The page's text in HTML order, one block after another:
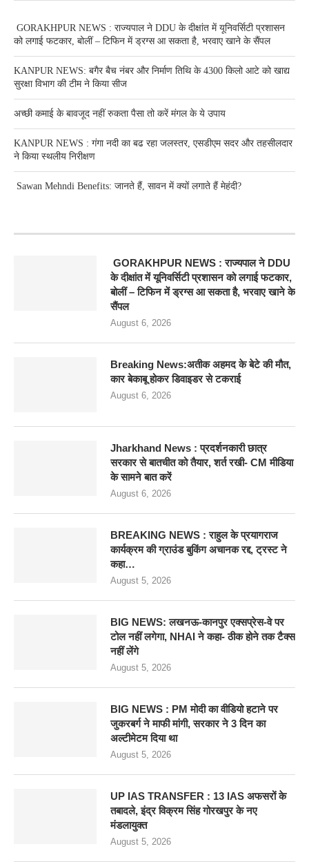
GORAKHPUR NEWS : राज्यपाल ने DDU के दीक्षांत में यूनिवर्सिटी प्रशासन
को लगाई फटकार, बोलीं – टिफिन में ड्रग्स आ सकता है, भरवाए खाने के सैंपल
KANPUR NEWS: बगैर बैच नंबर और निर्माण तिथि के 4300 किलो आटे को खाद्य
सुरक्षा विभाग की टीम ने किया सीज
अच्छी कमाई के बावजूद नहीं रुकता पैसा तो करें मंगल के ये उपाय
KANPUR NEWS : गंगा नदी का बढ रहा जलस्तर, एसडीएम सदर और तहसीलदार
ने किया स्थलीय निरीक्षण
Sawan Mehndi Benefits: जानते हैं, सावन में क्यों लगाते हैं मेहंदी?
GORAKHPUR NEWS : राज्यपाल ने DDU
के दीक्षांत में यूनिवर्सिटी प्रशासन को लगाई फटकार,
बोलीं – टिफिन में ड्रग्स आ सकता है, भरवाए खाने के
सैंपल
August 6, 2026
Breaking News:अतीक अहमद के बेटे की मौत,
कार बेकाबू होकर डिवाइडर से टकराई
August 6, 2026
Jharkhand News : प्रदर्शनकारी छात्र
सरकार से बातचीत को तैयार, शर्त रखी- CM मीडिया
के सामने बात करें
August 6, 2026
BREAKING NEWS : राहुल के प्रयागराज
कार्यक्रम की ग्राउंड बुकिंग अचानक रद्द, ट्रस्ट ने
कहा…
August 5, 2026
BIG NEWS: लखनऊ-कानपुर एक्सप्रेस-वे पर
टोल नहीं लगेगा, NHAI ने कहा- ठीक होने तक टैक्स
नहीं लेंगे
August 5, 2026
BIG NEWS : PM मोदी का वीडियो हटाने पर
जुकरबर्ग ने माफी मांगी, सरकार ने 3 दिन का
अल्टीमेटम दिया था
August 5, 2026
UP IAS TRANSFER : 13 IAS अफसरों के
तबादले, इंद्र विक्रम सिंह गोरखपुर के नए
मंडलायुक्त
August 5, 2026